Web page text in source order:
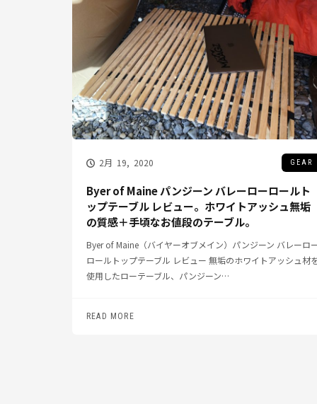
2月 19, 2020 GEAR
Byer of Maine パンジーン バレーローロールト
ップテーブル レビュー。ホワイトアッシュ無垢
の質感＋手頃なお値段のテーブル。
Byer of Maine（バイヤーオブメイン）パンジーン バレーロ
ロールトップテーブル レビュー 無垢のホワイトアッシュ材
使用したローテーブル、パンジーン…
READ MORE